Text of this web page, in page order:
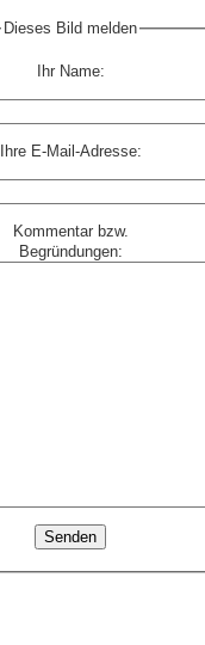
Dieses Bild melden
Ihr Name:
Ihre E-Mail-Adresse:
Kommentar bzw.
Begründungen: